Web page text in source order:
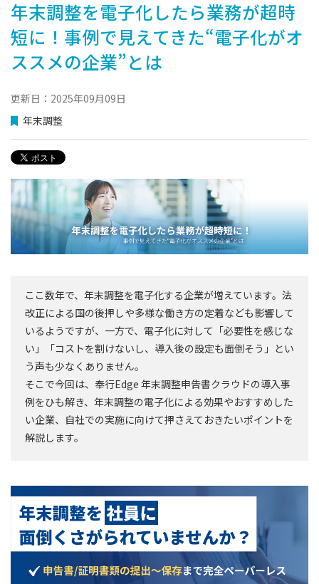
年末調整を電子化したら業務が超時
短に！事例で見えてきた“電子化がオ
ススメの企業”とは
更新日：2025年09月09日
年末調整
ここ数年で、年末調整を電子化する企業が増えています。法
改正による国の後押しや多様な働き方の定着なども影響して
いるようですが、一方で、電子化に対して「必要性を感じな
い」「コストを割けないし、導入後の設定も面倒そう」とい
う声も少なくありません。
そこで今回は、奉行Edge 年末調整申告書クラウドの導入事
例をひも解き、年末調整の電子化による効果やおすすめした
い企業、自社での実施に向けて押さえておきたいポイントを
解説します。